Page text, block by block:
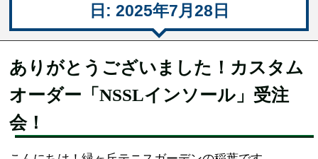
日: 2025年7月28日
ありがとうございました！カスタム
オーダー「NSSLインソール」受注
会！